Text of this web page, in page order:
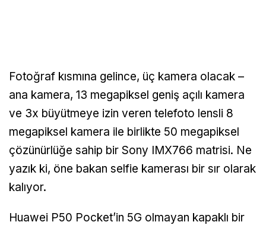
Fotoğraf kısmına gelince, üç kamera olacak –
ana kamera, 13 megapiksel geniş açılı kamera
ve 3x büyütmeye izin veren telefoto lensli 8
megapiksel kamera ile birlikte 50 megapiksel
çözünürlüğe sahip bir Sony IMX766 matrisi. Ne
yazık ki, öne bakan selfie kamerası bir sır olarak
kalıyor.
Huawei P50 Pocket’in 5G olmayan kapaklı bir